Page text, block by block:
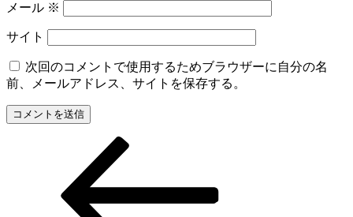
メール ※
サイト
次回のコメントで使用するためブラウザーに自分の名
前、メールアドレス、サイトを保存する。